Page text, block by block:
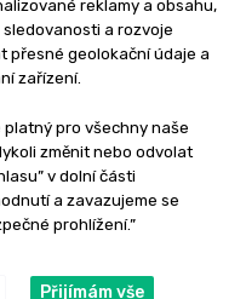
reklamy a obsahu,
a rozvoje
přesné geolokační údaje a
zařízení.
pro všechny naše
změnit nebo odvolat
v dolní části
a zavazujeme se
prohlížení.”
Přijímám vše